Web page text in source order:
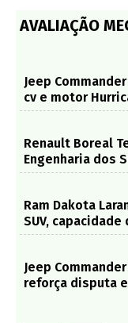
AVALIAÇÃO
Jeep
cv e motor
Renault Boreal
Engenharia dos
Ram Dakota
SUV,
Jeep
reforça disputa